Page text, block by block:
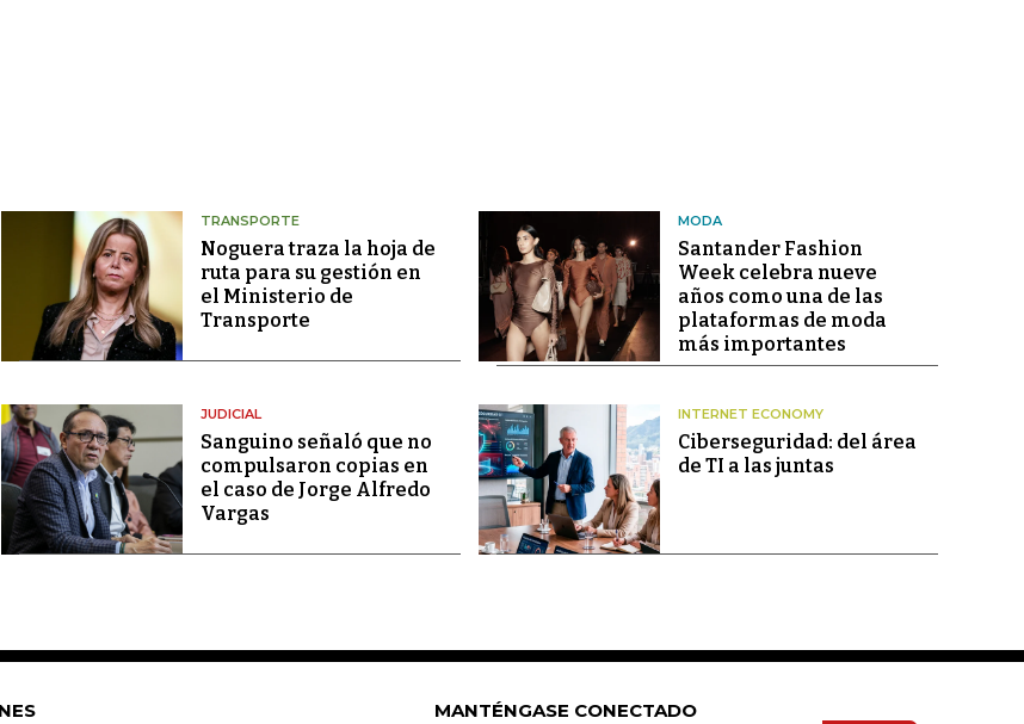
TRANSPORTE
Noguera traza la hoja de
ruta para su gestión en
el Ministerio de
Transporte
MODA
Santander Fashion
Week celebra nueve
años como una de las
plataformas de moda
más importantes
JUDICIAL
Sanguino señaló que no
compulsaron copias en
el caso de Jorge Alfredo
Vargas
INTERNET ECONOMY
Ciberseguridad: del área
de TI a las juntas
MANTÉNGASE CONECTADO